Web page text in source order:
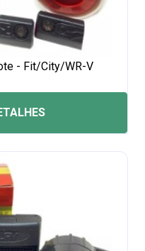
- Fit/City/WR-V